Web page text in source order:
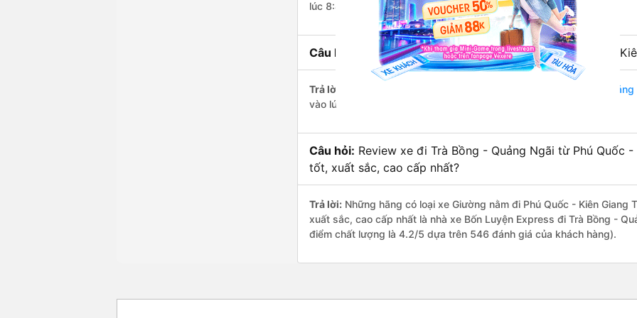
lúc 8:45 là của nhà xe Bốn Luyện Express.
Câu hỏi: Nhà xe đi Trà Bồng - Quảng Ngãi từ Phú Quốc -
Trả lời:
Giường nằm Phú Quốc - Kiên Giang Trà Bồng -
vào lúc 8:50 là của nhà xe Bốn Luyện Express.
Câu hỏi: Review xe đi Trà Bồng - Quảng Ngãi từ Phú Quốc
tốt, xuất sắc, cao cấp nhất?
Trả lời: Những hãng có loại xe Giường nằm đi Phú Quốc - Kiên
xuất sắc, cao cấp nhất là nhà xe Bốn Luyện Express đi Trà Bồng -
điểm chất lượng là 4.2/5 dựa trên 546 đánh giá của khách hàng).